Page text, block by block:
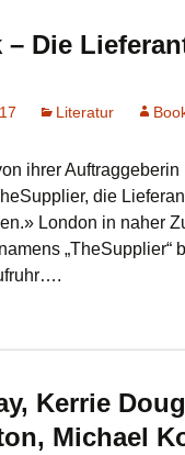
– Die
Literatur
ihrer Auftraggeberin
die
London in naher
„TheSupplier“
Kerrie
Michael